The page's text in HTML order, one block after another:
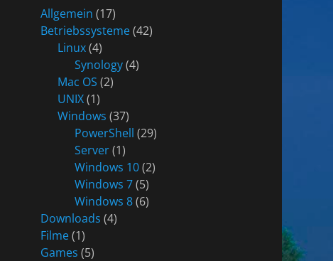
Allgemein (17)
Betriebssysteme(42)
Linux(4)
Synology(4)
Mac OS (2)
UNIX(1)
Windows (37)
PowerShell (29)
Server(1)
Windows 10(2)
Windows 7(5)
Windows 8(6)
Downloads (4)
Filme(1)
Games (5)